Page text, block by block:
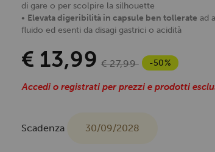
di gare o per scolpire la silhouette
• Elevata digeribilità in capsule ben tollerate ad
fluido ed esenti da disagi gastrici o acidità
€ 13,99 € 27,99 -50%
Accedi o registrati per prezzi e prodotti
Scadenza 30/09/2028